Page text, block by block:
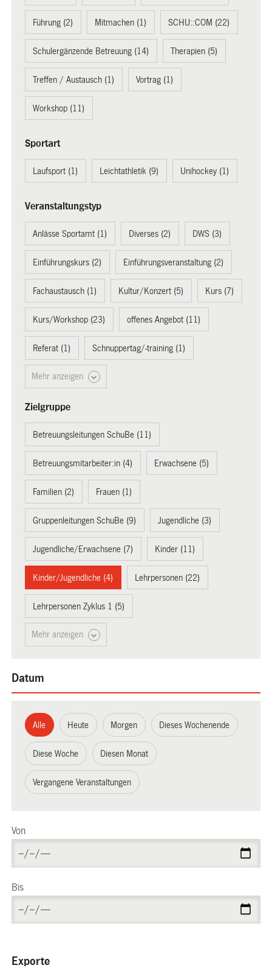
Führung (2) Mitmachen (1) SCHU::COM (22)
Schulergänzende Betreuung (14) Therapien (5)
Treffen / Austausch (1) Vortrag (1)
Workshop (11)
Sportart
Laufsport (1) Leichtathletik (9) Unihockey (1)
Veranstaltungstyp
Anlässe Sportamt (1) Diverses (2) DWS (3)
Einführungskurs (2) Einführungsveranstaltung (2)
Fachaustausch (1) Kultur/Konzert (5) Kurs (7)
Kurs/Workshop (23) offenes Angebot (11)
Referat (1) Schnuppertag/-training (1)
Mehr anzeigen
Zielgruppe
Betreuungsleitungen SchuBe (11)
Betreuungsmitarbeiter:in (4) Erwachsene (5)
Familien (2) Frauen (1)
Gruppenleitungen SchuBe (9) Jugendliche (3)
Jugendliche/Erwachsene (7) Kinder (11)
Kinder/Jugendliche (4) Lehrpersonen (22)
Lehrpersonen Zyklus 1 (5)
Mehr anzeigen
Datum
Alle Heute Morgen Dieses Wochenende
Diese Woche Diesen Monat
Vergangene Veranstaltungen
Von
Bis
Exporte